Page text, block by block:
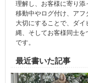
理解し、お客様に寄り添
移動中やログ付け、アフ
大切にすることで、ダ
縄、そしてお客様同士
です。
最近書いた記事